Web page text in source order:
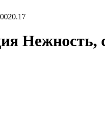
Нежность,